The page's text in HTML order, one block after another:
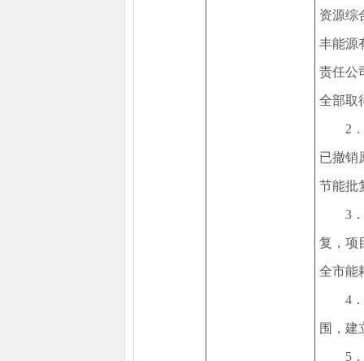
资源综
丰能源
责任公
全部取
2
已撤销
节能批
3
复，项
全市能
4
围，建
5